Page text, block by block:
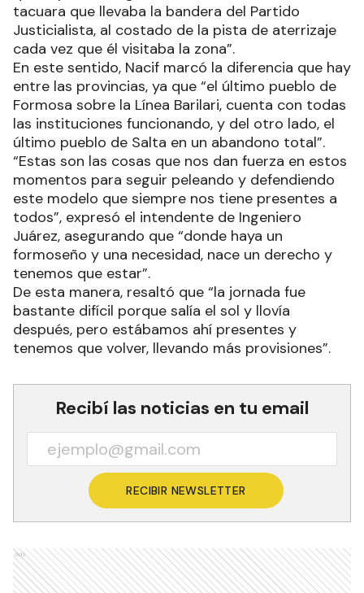
tacuara que llevaba la bandera del Partido
Justicialista, al costado de la pista de aterrizaje
cada vez que él visitaba la zona”.
En este sentido, Nacif marcó la diferencia que hay
entre las provincias, ya que “el último pueblo de
Formosa sobre la Línea Barilari, cuenta con todas
las instituciones funcionando, y del otro lado, el
último pueblo de Salta en un abandono total”.
“Estas son las cosas que nos dan fuerza en estos
momentos para seguir peleando y defendiendo
este modelo que siempre nos tiene presentes a
todos”, expresó el intendente de Ingeniero
Juárez, asegurando que “donde haya un
formoseño y una necesidad, nace un derecho y
tenemos que estar”.
De esta manera, resaltó que “la jornada fue
bastante difícil porque salía el sol y llovía
después, pero estábamos ahí presentes y
tenemos que volver, llevando más provisiones”.
Recibí las noticias en tu email
RECIBIR NEWSLETTER
Ads